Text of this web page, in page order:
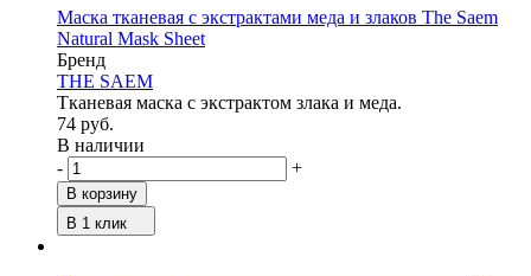
Маска тканевая с экстрактами меда и злаков The Saem
Natural Mask Sheet
Бренд
THE SAEM
Тканевая маска с экстрактом злака и меда.
74 руб.
В наличии
-
+
В корзину
В 1 клик